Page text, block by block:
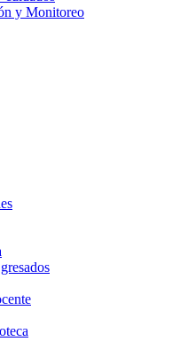
y Monitoreo